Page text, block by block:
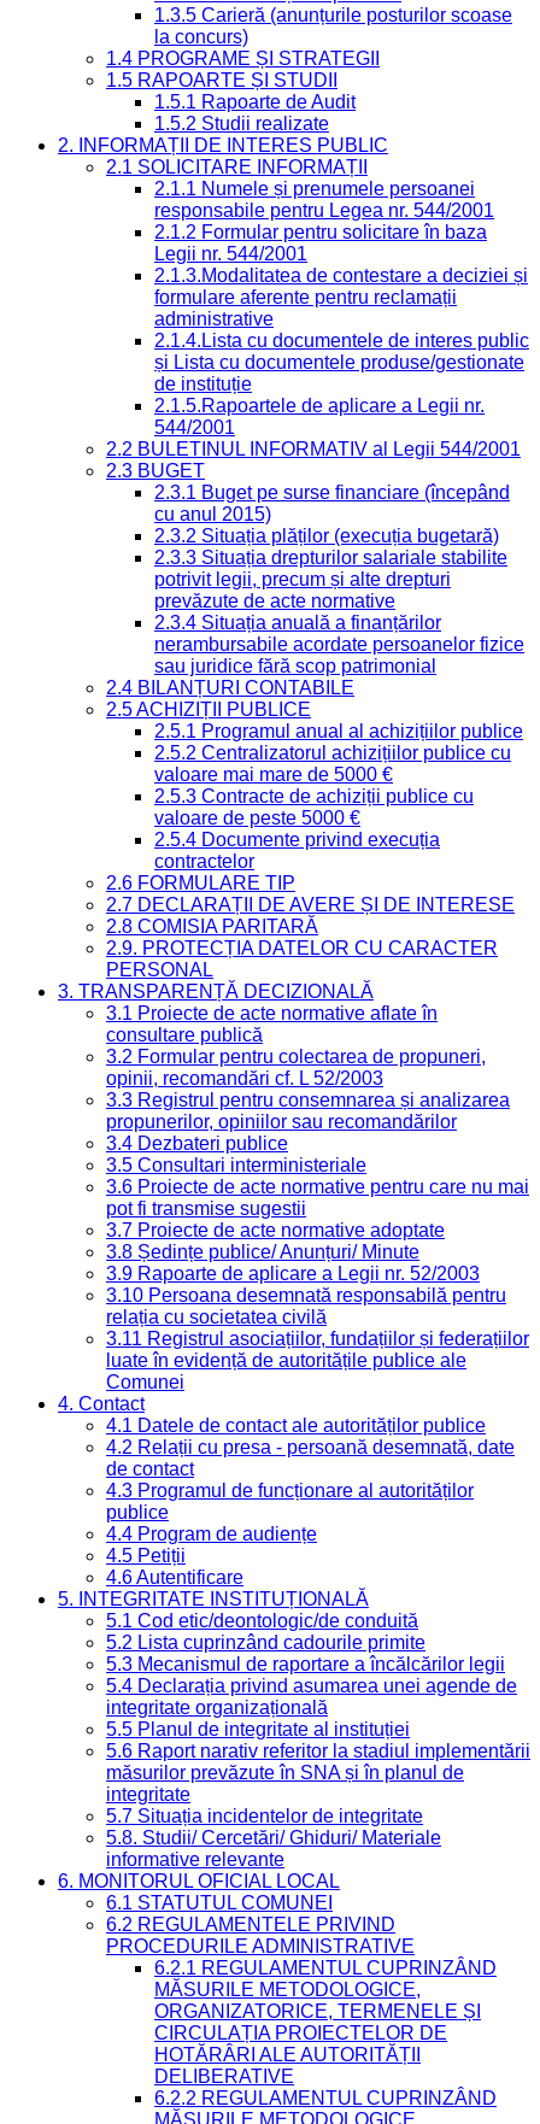
1.3.5 Carieră (anunțurile posturilor scoase
la concurs)
1.4 PROGRAME ȘI STRATEGII
1.5 RAPOARTE ȘI STUDII
1.5.1 Rapoarte de Audit
1.5.2 Studii realizate
2. INFORMAȚII DE INTERES PUBLIC
2.1 SOLICITARE INFORMAȚII
2.1.1 Numele și prenumele persoanei
responsabile pentru Legea nr. 544/2001
2.1.2 Formular pentru solicitare în baza
Legii nr. 544/2001
2.1.3.Modalitatea de contestare a deciziei și
formulare aferente pentru reclamații
administrative
2.1.4.Lista cu documentele de interes public
și Lista cu documentele produse/gestionate
de instituție
2.1.5.Rapoartele de aplicare a Legii nr.
544/2001
2.2 BULETINUL INFORMATIV al Legii 544/2001
2.3 BUGET
2.3.1 Buget pe surse financiare (începând
cu anul 2015)
2.3.2 Situația plăților (execuția bugetară)
2.3.3 Situația drepturilor salariale stabilite
potrivit legii, precum și alte drepturi
prevăzute de acte normative
2.3.4 Situația anuală a finanțărilor
nerambursabile acordate persoanelor fizice
sau juridice fără scop patrimonial
2.4 BILANȚURI CONTABILE
2.5 ACHIZIȚII PUBLICE
2.5.1 Programul anual al achizițiilor publice
2.5.2 Centralizatorul achizițiilor publice cu
valoare mai mare de 5000 €
2.5.3 Contracte de achiziții publice cu
valoare de peste 5000 €
2.5.4 Documente privind execuția
contractelor
2.6 FORMULARE TIP
2.7 DECLARAȚII DE AVERE ȘI DE INTERESE
2.8 COMISIA PARITARĂ
2.9. PROTECȚIA DATELOR CU CARACTER
PERSONAL
3. TRANSPARENȚĂ DECIZIONALĂ
3.1 Proiecte de acte normative aflate în
consultare publică
3.2 Formular pentru colectarea de propuneri,
opinii, recomandări cf. L 52/2003
3.3 Registrul pentru consemnarea și analizarea
propunerilor, opiniilor sau recomandărilor
3.4 Dezbateri publice
3.5 Consultari interministeriale
3.6 Proiecte de acte normative pentru care nu mai
pot fi transmise sugestii
3.7 Proiecte de acte normative adoptate
3.8 Ședințe publice/ Anunțuri/ Minute
3.9 Rapoarte de aplicare a Legii nr. 52/2003
3.10 Persoana desemnată responsabilă pentru
relația cu societatea civilă
3.11 Registrul asociațiilor, fundațiilor și federațiilor
luate în evidență de autoritățile publice ale
Comunei
4. Contact
4.1 Datele de contact ale autorităților publice
4.2 Relații cu presa - persoană desemnată, date
de contact
4.3 Programul de funcționare al autorităților
publice
4.4 Program de audiențe
4.5 Petiții
4.6 Autentificare
5. INTEGRITATE INSTITUȚIONALĂ
5.1 Cod etic/deontologic/de conduită
5.2 Lista cuprinzând cadourile primite
5.3 Mecanismul de raportare a încălcărilor legii
5.4 Declarația privind asumarea unei agende de
integritate organizațională
5.5 Planul de integritate al instituției
5.6 Raport narativ referitor la stadiul implementării
măsurilor prevăzute în SNA și în planul de
integritate
5.7 Situația incidentelor de integritate
5.8. Studii/ Cercetări/ Ghiduri/ Materiale
informative relevante
6. MONITORUL OFICIAL LOCAL
6.1 STATUTUL COMUNEI
6.2 REGULAMENTELE PRIVIND
PROCEDURILE ADMINISTRATIVE
6.2.1 REGULAMENTUL CUPRINZÂND
MĂSURILE METODOLOGICE,
ORGANIZATORICE, TERMENELE ȘI
CIRCULAȚIA PROIECTELOR DE
HOTĂRÂRI ALE AUTORITĂȚII
DELIBERATIVE
6.2.2 REGULAMENTUL CUPRINZÂND
MĂSURILE METODOLOGICE,